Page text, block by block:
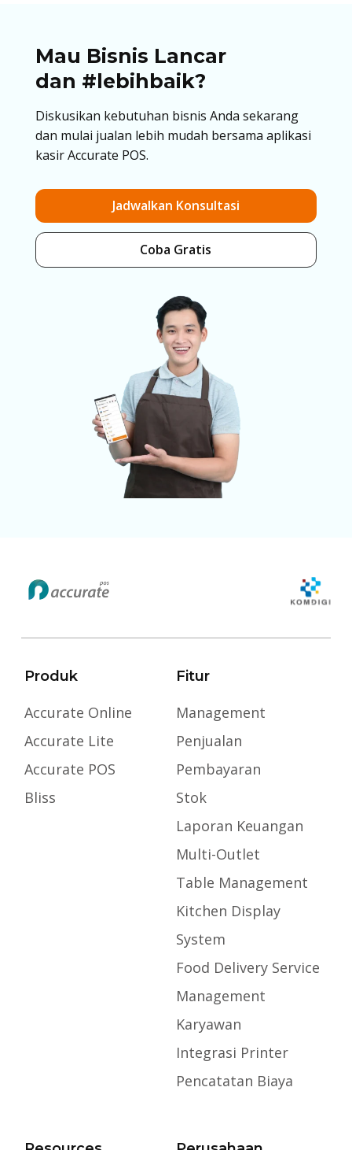
Mau Bisnis Lancar
dan #lebihbaik?
Diskusikan kebutuhan bisnis Anda sekarang
dan mulai jualan lebih mudah bersama aplikasi
kasir Accurate POS.
Jadwalkan Konsultasi
Coba Gratis
Produk
Accurate Online
Accurate Lite
Accurate POS
Bliss
Fitur
Management
Penjualan
Pembayaran
Stok
Laporan Keuangan
Multi-Outlet
Table Management
Kitchen Display
System
Food Delivery Service
Management
Karyawan
Integrasi Printer
Pencatatan Biaya